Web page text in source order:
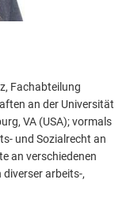
Fachabteilung
an der Universität
VA (USA); vormals
und Sozialrecht an
an verschiedenen
arbeits-,